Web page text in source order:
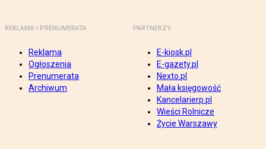
REKLAMA I PRENUMERATA
Reklama
Ogłoszenia
Prenumerata
Archiwum
PARTNERZY
E-kiosk.pl
E-gazety.pl
Nexto.pl
Mała księgowość
Kancelarierp.pl
Wieści Rolnicze
Życie Warszawy